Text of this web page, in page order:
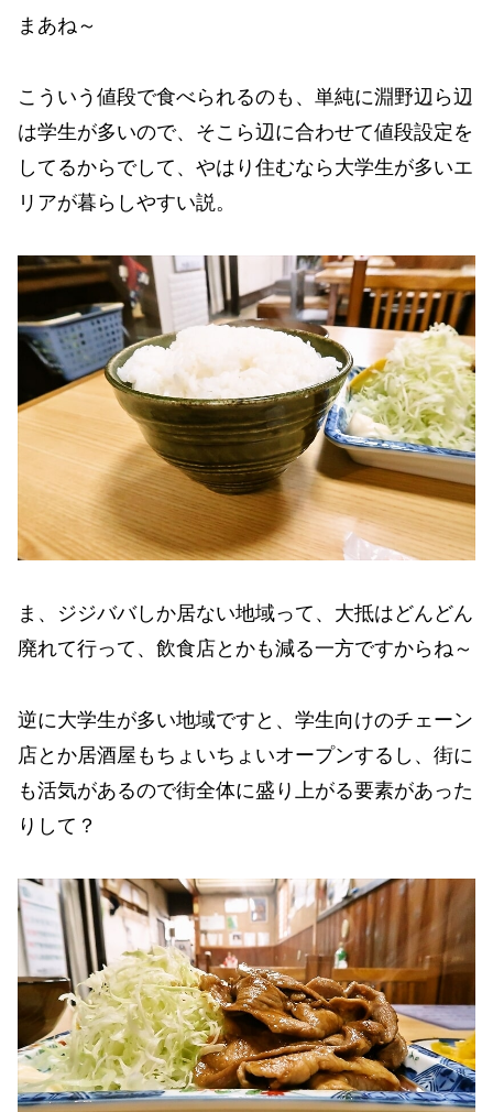
まあね～
こういう値段で食べられるのも、単純に淵野辺ら辺
は学生が多いので、そこら辺に合わせて値段設定を
してるからでして、やはり住むなら大学生が多いエ
リアが暮らしやすい説。
ま、ジジババしか居ない地域って、大抵はどんどん
廃れて行って、飲食店とかも減る一方ですからね～
逆に大学生が多い地域ですと、学生向けのチェーン
店とか居酒屋もちょいちょいオープンするし、街に
も活気があるので街全体に盛り上がる要素があった
りして？